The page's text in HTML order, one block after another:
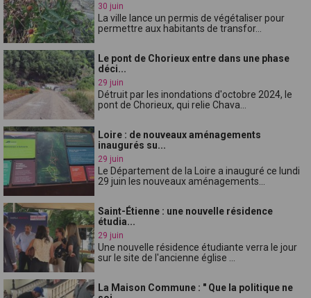
30 juin
La ville lance un permis de végétaliser pour
permettre aux habitants de transfor...
Le pont de Chorieux entre dans une phase
déci...
29 juin
Détruit par les inondations d'octobre 2024, le
pont de Chorieux, qui relie Chava...
Loire : de nouveaux aménagements
inaugurés su...
29 juin
Le Département de la Loire a inauguré ce lundi
29 juin les nouveaux aménagements...
Saint-Étienne : une nouvelle résidence
étudia...
29 juin
Une nouvelle résidence étudiante verra le jour
sur le site de l'ancienne église ...
La Maison Commune : " Que la politique ne